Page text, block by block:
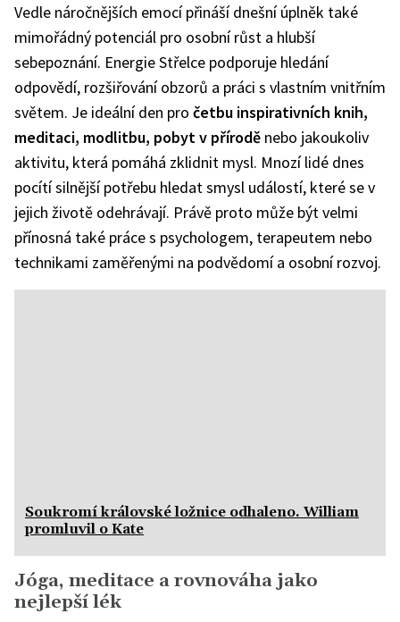
Vedle náročnějších emocí přináší dnešní úplněk také
mimořádný potenciál pro osobní růst a hlubší
sebepoznání. Energie Střelce podporuje hledání
odpovědí, rozšiřování obzorů a práci s vlastním vnitřním
světem. Je ideální den pro četbu inspirativních knih,
meditaci, modlitbu, pobyt v přírodě nebo jakoukoliv
aktivitu, která pomáhá zklidnit mysl. Mnozí lidé dnes
pocítí silnější potřebu hledat smysl událostí, které se v
jejich životě odehrávají. Právě proto může být velmi
přínosná také práce s psychologem, terapeutem nebo
technikami zaměřenými na podvědomí a osobní rozvoj.
Soukromí královské ložnice odhaleno. William
promluvil o Kate
Jóga, meditace a rovnováha jako
nejlepší lék